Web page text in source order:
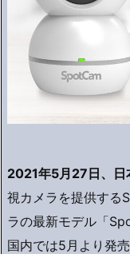
2021年5月27日、日
視カメラを提供する
ラの最新モデル「
国内では5月より発